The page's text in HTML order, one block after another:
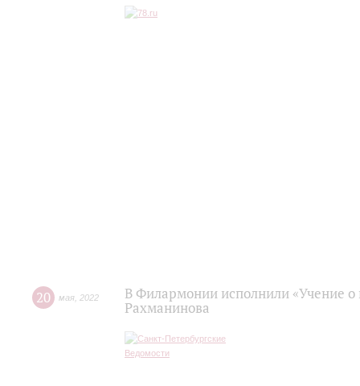
20 мая 2022
В Филармонии исполнили «Учение
Рахманинова